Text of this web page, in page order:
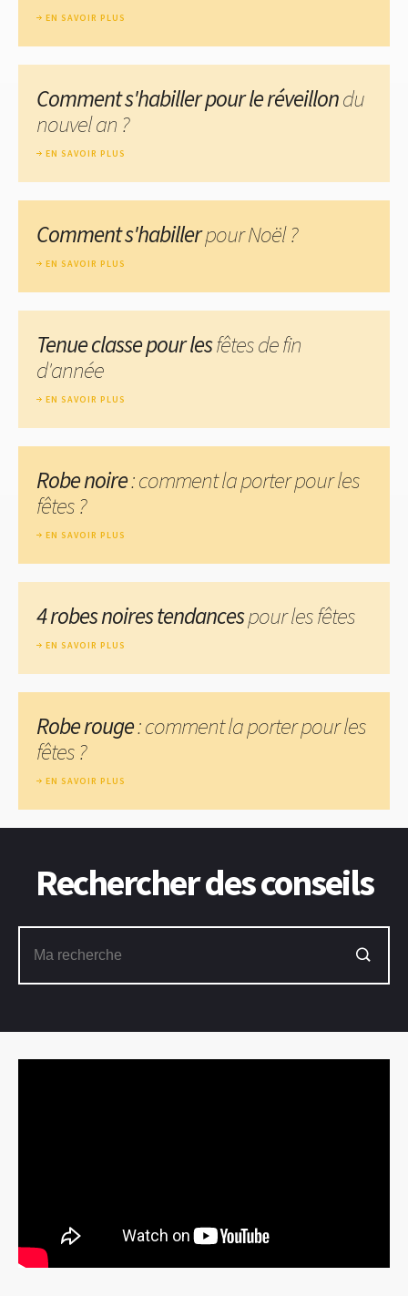
EN SAVOIR PLUS
Comment s'habiller pour le réveillondu
nouvel an ?
EN SAVOIR PLUS
Comment s'habillerpour Noël ?
EN SAVOIR PLUS
Tenue classe pour lesfêtes de fin
d'année
EN SAVOIR PLUS
Robe noire: comment la porter pour les
fêtes ?
EN SAVOIR PLUS
4 robes noires tendancespour les fêtes
EN SAVOIR PLUS
Robe rouge: comment la porter pour les
fêtes ?
EN SAVOIR PLUS
Rechercher des conseils